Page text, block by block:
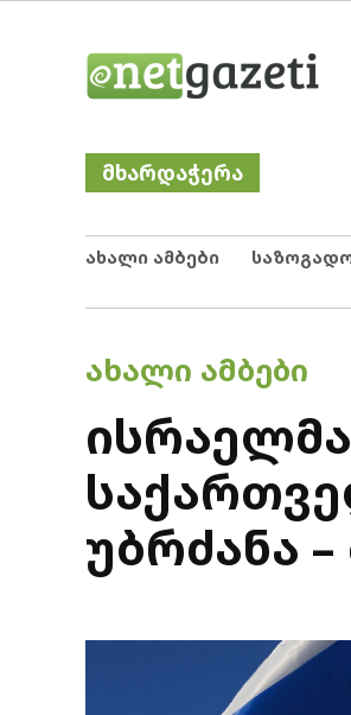
მხარდაჭერა
ახალი ამბები
POSTED
ᲐᲮᲐᲚᲘ ᲐᲛᲑᲔᲑᲘ
უბრძანა